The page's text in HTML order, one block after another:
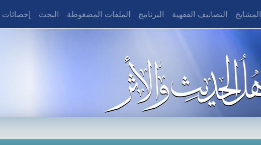
المشايخ التصانيف الفقهية البرنامج الملفات المضغوطة البحث إحصائات